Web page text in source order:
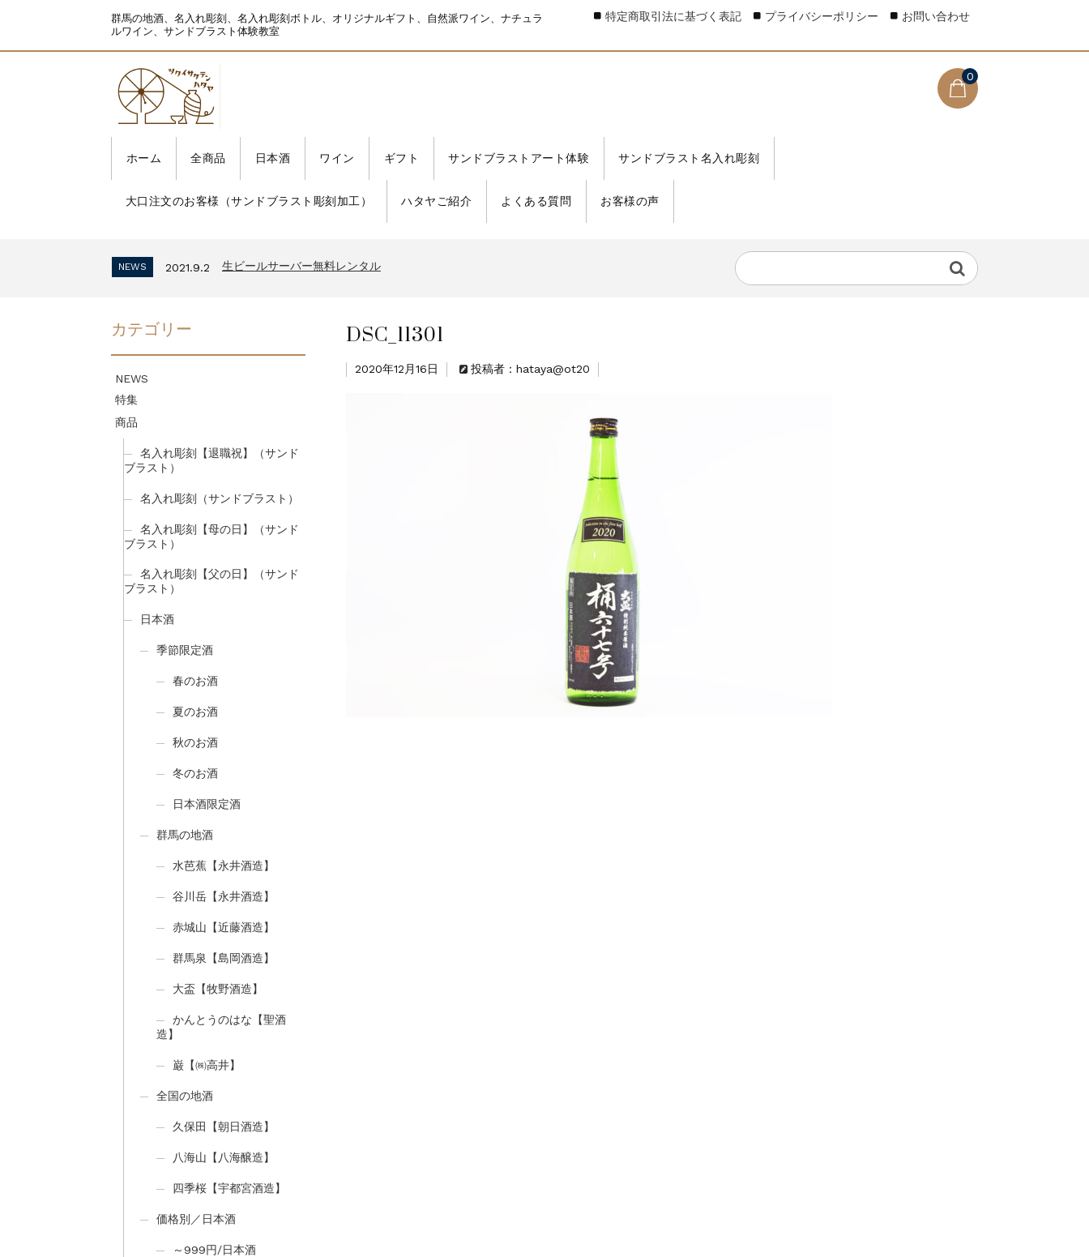
群馬の地酒、名入れ彫刻、名入れ彫刻ボトル、オリジナルギフト、自然派ワイン、ナチュラ
ルワイン、サンドブラスト体験教室
0
ホーム 全商品 日本酒 ワイン ギフト サンドブラストアート体験 サンドブラスト名入れ彫刻
大口注文のお客様（サンドブラスト彫刻加工） ハタヤご紹介 よくある質問 お客様の声
特定商取引法に基づく表記 プライバシーポリシー お問い合わせ
NEWS 2021.9.2 生ビールサーバー無料レンタル
DSC_11301
2020年12月16日 投稿者：hataya@ot20
カテゴリー
NEWS
特集
商品
名入れ彫刻【退職祝】（サンド
ブラスト）
名入れ彫刻（サンドブラスト）
名入れ彫刻【母の日】（サンド
ブラスト）
名入れ彫刻【父の日】（サンド
ブラスト）
日本酒
季節限定酒
春のお酒
夏のお酒
秋のお酒
冬のお酒
日本酒限定酒
群馬の地酒
水芭蕉【永井酒造】
谷川岳【永井酒造】
赤城山【近藤酒造】
群馬泉【島岡酒造】
大盃【牧野酒造】
かんとうのはな【聖酒
造】
巌【㈱高井】
全国の地酒
久保田【朝日酒造】
八海山【八海醸造】
四季桜【宇都宮酒造】
価格別／日本酒
～999円/日本酒